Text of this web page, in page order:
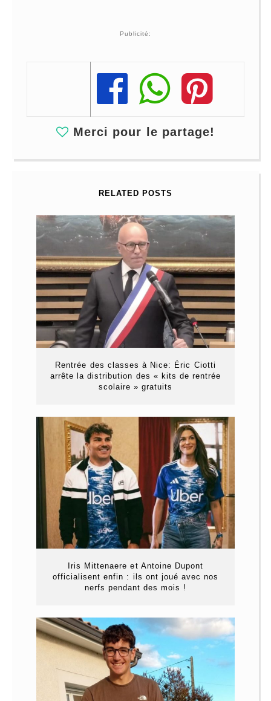
Publicité:
Share
Share
Share
Merci pour le partage!
RELATED POSTS
Rentrée des classes à Nice: Éric Ciotti
arrête la distribution des « kits de rentrée
scolaire » gratuits
Iris Mittenaere et Antoine Dupont
officialisent enfin : ils ont joué avec nos
nerfs pendant des mois !